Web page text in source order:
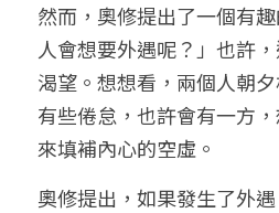
然而，奧修提出了一個有
人會想要外遇呢？」也許
渴望。想想看，兩個人朝
有些倦怠，也許會有一方
來填補內心的空虛。
奧修提出，如果發生了外